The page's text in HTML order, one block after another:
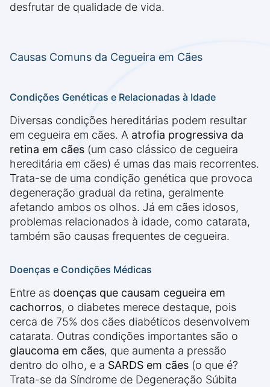
desfrutar de qualidade de vida.
Causas Comuns da Cegueira em Cães
Condições Genéticas e Relacionadas à Idade
Diversas condições hereditárias podem resultar
em cegueira em cães. A atrofia progressiva da
retina em cães (um caso clássico de cegueira
hereditária em cães) é umas das mais recorrentes.
Trata-se de uma condição genética que provoca
degeneração gradual da retina, geralmente
afetando ambos os olhos. Já em cães idosos,
problemas relacionados à idade, como catarata,
também são causas frequentes de cegueira.
Doenças e Condições Médicas
Entre as doenças que causam cegueira em
cachorros, o diabetes merece destaque, pois
cerca de 75% dos cães diabéticos desenvolvem
catarata. Outras condições importantes são o
glaucoma em cães, que aumenta a pressão
dentro do olho, e a SARDS em cães (o que é?
Trata-se da Síndrome de Degeneração Súbita